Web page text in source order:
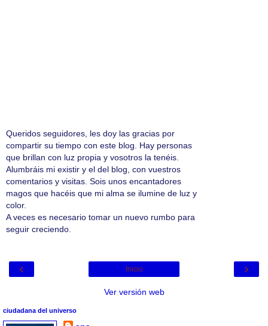
Queridos seguidores, les doy las gracias por
compartir su tiempo con este blog. Hay personas
que brillan con luz propia y vosotros la tenéis.
Alumbráis mi existir y el del blog, con vuestros
comentarios y visitas. Sois unos encantadores
magos que hacéis que mi alma se ilumine de luz y
color.
A veces es necesario tomar un nuevo rumbo para
seguir creciendo.
‹ ›
Inicio
Ver versión web
ciudadana del universo